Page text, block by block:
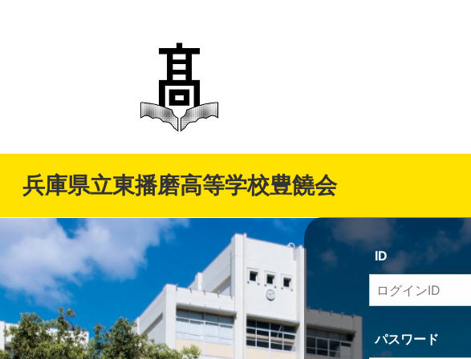
兵庫県立東播磨高等学校豊饒会
ID
パスワード